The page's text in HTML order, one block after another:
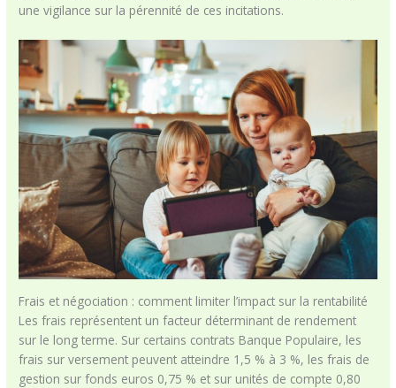
une vigilance sur la pérennité de ces incitations.
Frais et négociation : comment limiter l’impact sur la rentabilité
Les frais représentent un facteur déterminant de rendement
sur le long terme. Sur certains contrats Banque Populaire, les
frais sur versement peuvent atteindre 1,5 % à 3 %, les frais de
gestion sur fonds euros 0,75 % et sur unités de compte 0,80